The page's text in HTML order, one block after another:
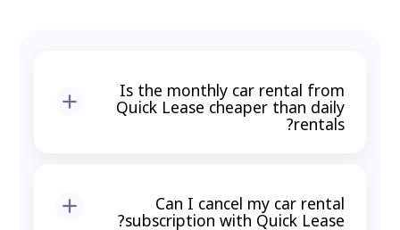
Is the monthly car rental from
Quick Lease cheaper than daily
rentals?
fees for insurance, mileage, and late
returns. A rent flexible rental car Dubai
Can I cancel my car rental
subscription with Quick Lease?